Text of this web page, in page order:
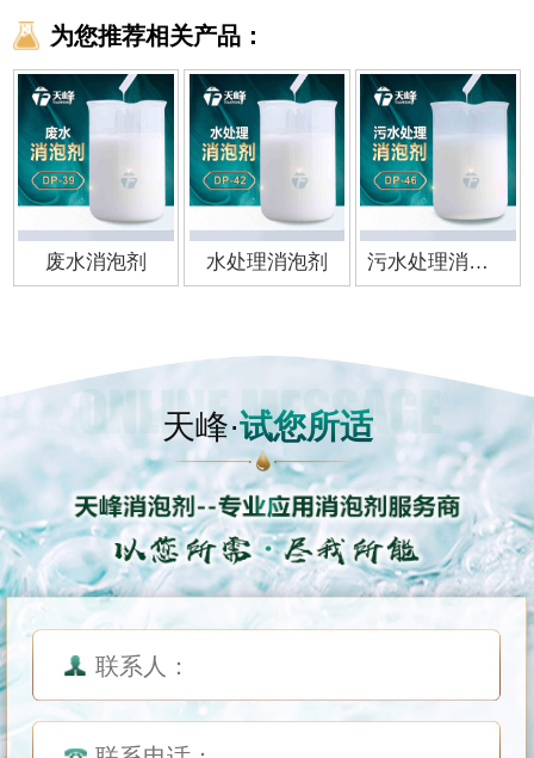
为您推荐相关产品：
废水消泡剂 水处理消泡剂 污水处理消泡剂
天峰·试您所适